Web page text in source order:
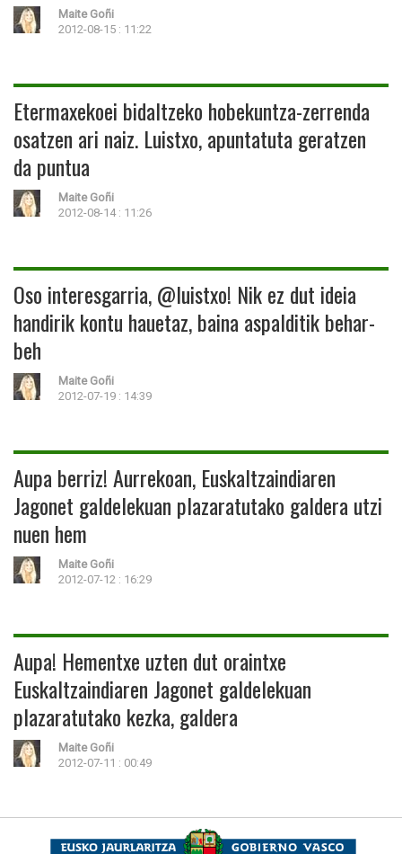
Maite Goñi
2012-08-15 : 11:22
Etermaxekoei bidaltzeko hobekuntza-zerrenda
osatzen ari naiz. Luistxo, apuntatuta geratzen
da puntua
Maite Goñi
2012-08-14 : 11:26
Oso interesgarria, @luistxo! Nik ez dut ideia
handirik kontu hauetaz, baina aspalditik behar-
beh
Maite Goñi
2012-07-19 : 14:39
Aupa berriz! Aurrekoan, Euskaltzaindiaren
Jagonet galdelekuan plazaratutako galdera utzi
nuen hem
Maite Goñi
2012-07-12 : 16:29
Aupa! Hementxe uzten dut oraintxe
Euskaltzaindiaren Jagonet galdelekuan
plazaratutako kezka, galdera
Maite Goñi
2012-07-11 : 00:49